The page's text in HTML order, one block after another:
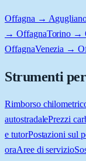
Offagna →
→ OffagnaTorino →
OffagnaVenezia →
Strumenti
Rimborso
autostradalePrezzi
e tutorPostazioni sul
oraAree di servizio